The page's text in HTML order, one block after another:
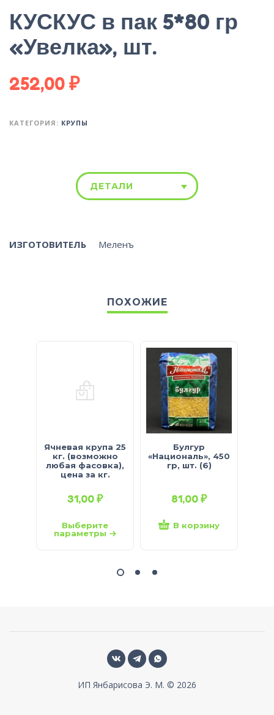
КУСКУС в пак 5*80 гр
«Увелка», шт.
252,00₽
КАТЕГОРИЯ: КРУПЫ
ДЕТАЛИ
ИЗГОТОВИТЕЛЬ Меленъ
ПОХОЖИЕ
Ячневая крупа 25
кг. (возможно
любая фасовка),
цена за кг.
31,00₽
Выберите
параметры
Булгур
«Националь», 450
гр, шт. (6)
81,00₽
В корзину
ИП Янбарисова Э. М. © 2026